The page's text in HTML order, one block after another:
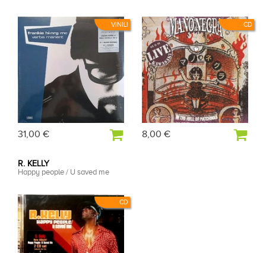
VINILI
31,00 €
CD
8,00 €
CD
R. KELLY
Happy people / U saved me